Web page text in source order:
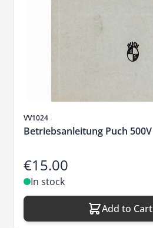
Sku
VV1024
Betriebsanleitung Puch 500V
€15.00
In stock
Add to Cart